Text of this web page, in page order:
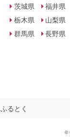
茨城県
栃木県
群馬県
福井県
山梨県
長野県
ふるとく
©